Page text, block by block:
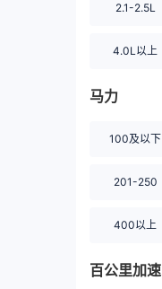
2.1-2.5L
4.0L以上
马力
100及以下
201-250
400以上
百公里加速